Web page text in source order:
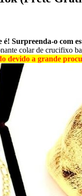
Surpreenda-o com
colar de crucifixo
devido a grande